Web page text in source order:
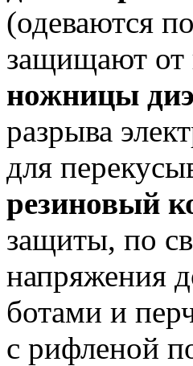
(одеваются
защищают от
ножницы
разрыва
для
резиновый
защиты, по
напряжения
ботами и
с рифленой